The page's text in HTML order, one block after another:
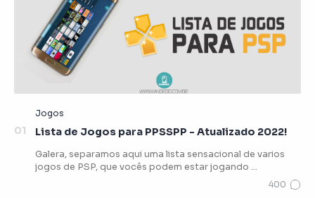
Lista de Jogos para PPSSPP - Atualizado 2022!
Galera, separamos aqui uma lista sensacional de varios
jogos de PSP, que vocês podem estar jogando …